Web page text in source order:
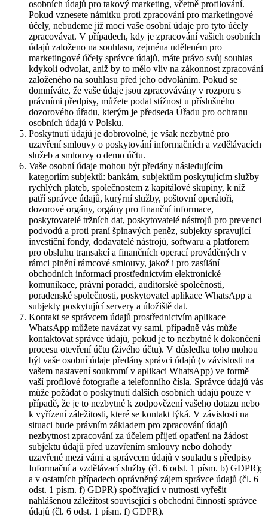
osobních údajů pro takový marketing, včetně profilování.
Pokud vznesete námitku proti zpracování pro marketingové
účely, nebudeme již moci vaše osobní údaje pro tyto účely
zpracovávat. V případech, kdy je zpracování vašich osobních
údajů založeno na souhlasu, zejména uděleném pro
marketingové účely správce údajů, máte právo svůj souhlas
kdykoli odvolat, aniž by to mělo vliv na zákonnost zpracování
založeného na souhlasu před jeho odvoláním. Pokud se
domníváte, že vaše údaje jsou zpracovávány v rozporu s
právními předpisy, můžete podat stížnost u příslušného
dozorového úřadu, kterým je předseda Úřadu pro ochranu
osobních údajů v Polsku.
Poskytnutí údajů je dobrovolné, je však nezbytné pro
uzavření smlouvy o poskytování informačních a vzdělávacích
služeb a smlouvy o demo účtu.
Vaše osobní údaje mohou být předány následujícím
kategoriím subjektů: bankám, subjektům poskytujícím služby
rychlých plateb, společnostem z kapitálové skupiny, k níž
patří správce údajů, kurýrní služby, poštovní operátoři,
dozorové orgány, orgány pro finanční informace,
poskytovatelé tržních dat, poskytovatelé nástrojů pro prevenci
podvodů a proti praní špinavých peněz, subjekty spravující
investiční fondy, dodavatelé nástrojů, softwaru a platforem
pro obsluhu transakcí a finančních operací prováděných v
rámci plnění rámcové smlouvy, jakož i pro zasílání
obchodních informací prostřednictvím elektronické
komunikace, právní poradci, auditorské společnosti,
poradenské společnosti, poskytovatel aplikace WhatsApp a
subjekty poskytující servery a úložiště dat.
Kontakt se správcem údajů prostřednictvím aplikace
WhatsApp můžete navázat vy sami, případně vás může
kontaktovat správce údajů, pokud je to nezbytné k dokončení
procesu otevření účtu (živého účtu). V důsledku toho mohou
být vaše osobní údaje předány správci údajů (v závislosti na
vašem nastavení soukromí v aplikaci WhatsApp) ve formě
vaší profilové fotografie a telefonního čísla. Správce údajů vás
může požádat o poskytnutí dalších osobních údajů pouze v
případě, že je to nezbytné k zodpovězení vašeho dotazu nebo
k vyřízení záležitosti, které se kontakt týká. V závislosti na
situaci bude právním základem pro zpracování údajů
nezbytnost zpracování za účelem přijetí opatření na žádost
subjektu údajů před uzavřením smlouvy nebo dohody
uzavřené mezi vámi a správcem údajů v souladu s předpisy
Informační a vzdělávací služby (čl. 6 odst. 1 písm. b) GDPR);
a v ostatních případech oprávněný zájem správce údajů (čl. 6
odst. 1 písm. f) GDPR) spočívající v nutnosti vyřešit
nahlášenou záležitost související s obchodní činností správce
údajů (čl. 6 odst. 1 písm. f) GDPR).